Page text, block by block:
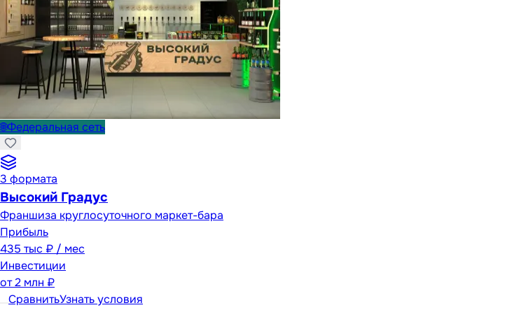
🌐Федеральная сеть
3 формата
Высокий Градус
Франшиза круглосуточного маркет-бара
Прибыль
435 тыс ₽ / мес
Инвестиции
от2 млн ₽
СравнитьУзнать условия